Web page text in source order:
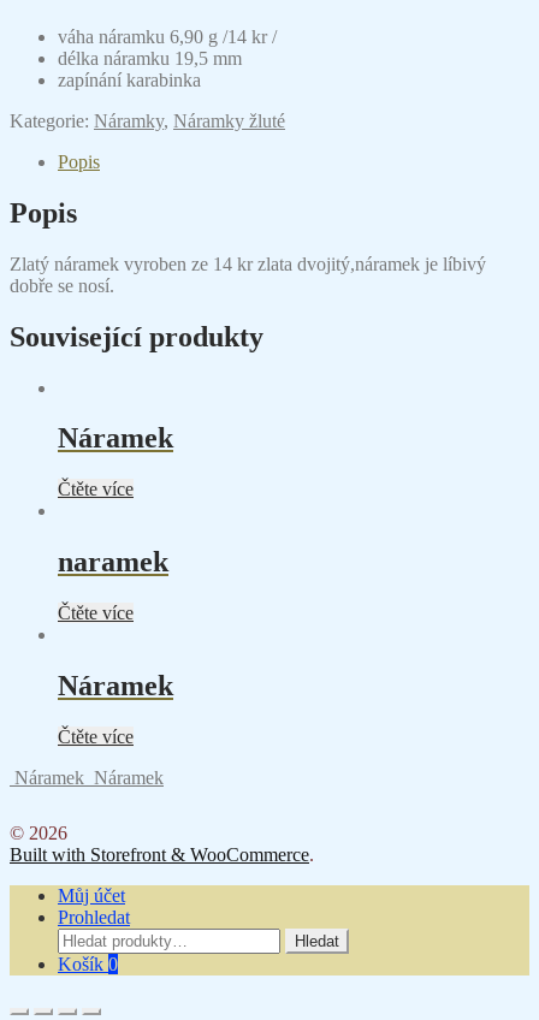
váha náramku 6,90 g /14 kr /
délka náramku 19,5 mm
zapínání karabinka
Kategorie: Náramky, Náramky žluté
Popis
Popis
Zlatý náramek vyroben ze 14 kr zlata dvojitý,náramek je líbivý
dobře se nosí.
Související produkty
Náramek
Čtěte více
naramek
Čtěte více
Náramek
Čtěte více
Náramek Náramek
© 2026
Built with Storefront & WooCommerce.
Můj účet
Prohledat
Hledat:
Hledat
Košík 0